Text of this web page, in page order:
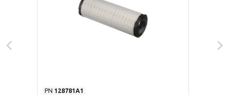
PN 128781A1